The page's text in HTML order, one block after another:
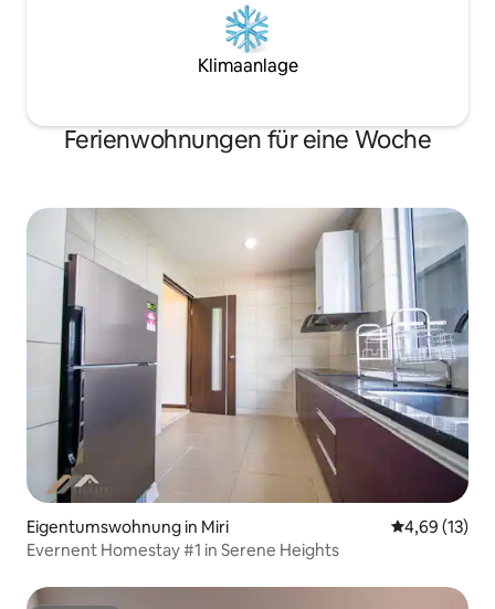
Klimaanlage
Ferienwohnungen für eine Woche
Eigentumswohnung in Miri
4,69 (13)
Evernent Homestay #1 in Serene Heights